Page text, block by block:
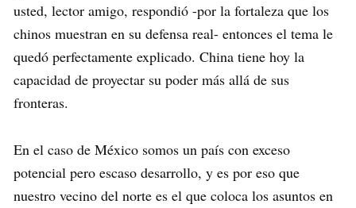
usted, lector amigo, respondió -por la fortaleza que los
chinos muestran en su defensa real- entonces el tema le
quedó perfectamente explicado. China tiene hoy la
capacidad de proyectar su poder más allá de sus
fronteras.
En el caso de México somos un país con exceso
potencial pero escaso desarrollo, y es por eso que
nuestro vecino del norte es el que coloca los asuntos en